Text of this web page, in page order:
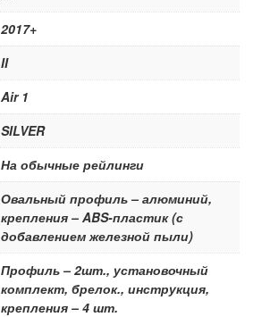
2017+
II
Air 1
SILVER
На обычные рейлинги
Овальный профиль – алюминий,
крепления – ABS-пластик (с
добавлением железной пыли)
Профиль – 2шт., установочный
комплект, брелок., инструкция,
крепления – 4 шт.